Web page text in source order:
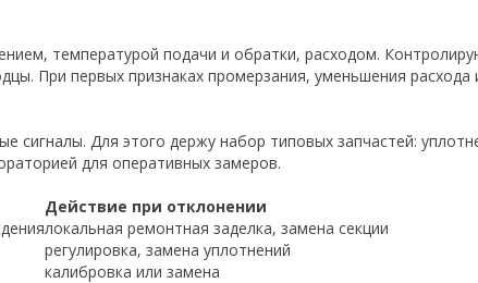
температурой подачи и обратки, расходом.
При первых признаках промерзания, уменьшения расхода
сигналы. Для этого держу набор типовых запчастей:
для оперативных замеров.
Действие при отклонении
локальная ремонтная заделка, замена секции
регулировка, замена уплотнений
калибровка или замена